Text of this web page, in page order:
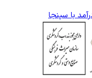
با سپنجا